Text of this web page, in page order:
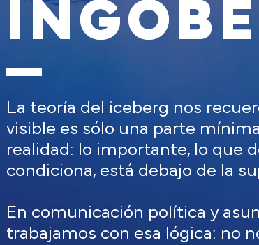
La teoría del iceberg nos
visible es sólo una parte
realidad: lo importante, lo que
condiciona, está debajo de la
En comunicación política y
trabajamos con esa lógica: no